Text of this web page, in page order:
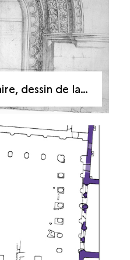
par Dom Plancher, vers 1725